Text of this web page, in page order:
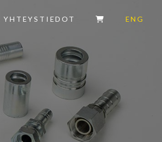
YHTEYSTIEDOT ENG